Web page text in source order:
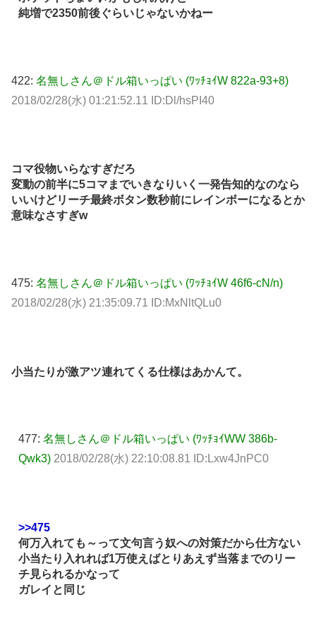
純増で2350前後ぐらいじゃないかねー
422: 名無しさん＠ドル箱いっぱい (ﾜｯﾁｮｲW 822a-93+8)
2018/02/28(水) 01:21:52.11 ID:Dl/hsPI40
コマ役物いらなすぎだろ
変動の前半に5コマまでいきなりいく一発告知的なのなら
いいけどリーチ最終ボタン数秒前にレインボーになるとか
意味なさすぎw
475: 名無しさん＠ドル箱いっぱい (ﾜｯﾁｮｲW 46f6-cN/n)
2018/02/28(水) 21:35:09.71 ID:MxNltQLu0
小当たりが激アツ連れてくる仕様はあかんて。
477: 名無しさん＠ドル箱いっぱい (ﾜｯﾁｮｲWW 386b-
Qwk3) 2018/02/28(水) 22:10:08.81 ID:Lxw4JnPC0
>>475
何万入れても～って文句言う奴への対策だから仕方ない
小当たり入れれば1万使えばとりあえず当落までのリー
チ見られるかなって
ガレイと同じ